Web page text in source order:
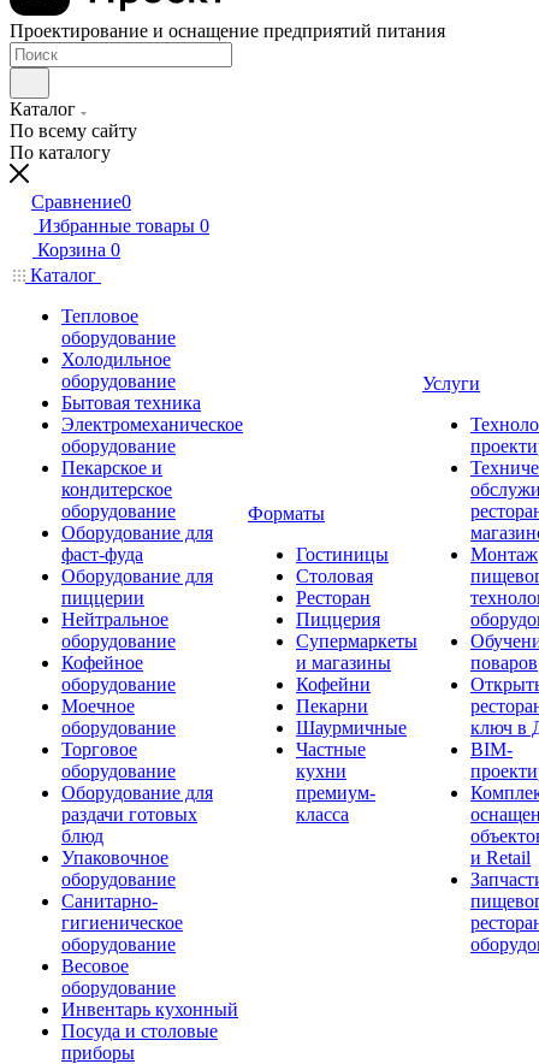
Проектирование и оснащение предприятий питания
Каталог
По всему сайту
По каталогу
Сравнение0
Избранные товары 0
Корзина 0
Каталог
Тепловое
оборудование
Холодильное
оборудование
Бытовая техника
Электромеханическое
оборудование
Пекарское и
кондитерское
оборудование
Оборудование для
фаст-фуда
Оборудование для
пиццерии
Нейтральное
оборудование
Кофейное
оборудование
Моечное
оборудование
Торговое
оборудование
Оборудование для
раздачи готовых
блюд
Упаковочное
оборудование
Санитарно-
гигиеническое
оборудование
Весовое
оборудование
Инвентарь кухонный
Посуда и столовые
приборы
Форматы
Гостиницы
Столовая
Ресторан
Пиццерия
Супермаркеты
и магазины
Кофейни
Пекарни
Шаурмичные
Частные
кухни
премиум-
класса
Услуги
Монтаж
поваров
ключ в
BIM-
и Retail